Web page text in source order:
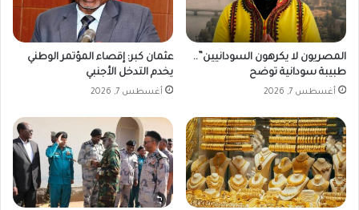
ع
ب
د
ا
ل
ه
ا
ب
ع
ض
و
اً
ب
ج
ل
س
ا
ل
س
المصريون لا يكرهون السودانيين”..
طبيبة سودانية توضح
أغسطس 7, 2026
عثمان كبر: إقصاء المؤتمر الوطني
يخدم التدخل الأجنبي
أغسطس 7, 2026